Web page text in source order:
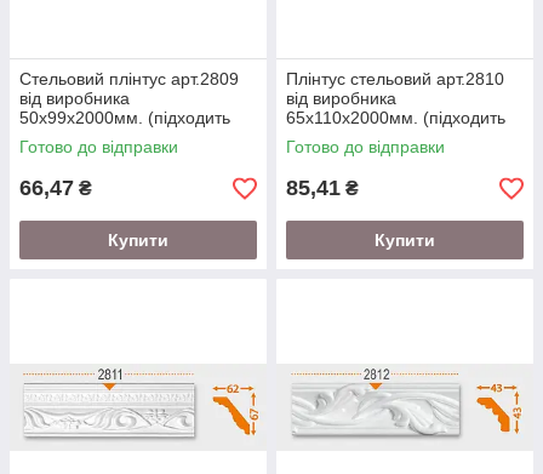
Стельовий плінтус арт.2809
від виробника
50х99х2000мм. (підходить
під натяжну стелю)
Готово до відправки
66,47 ₴
Купити
Плінтус стельовий арт.2810
від виробника
65х110х2000мм. (підходить
під натяжну стелю)
Готово до відправки
85,41 ₴
Купити